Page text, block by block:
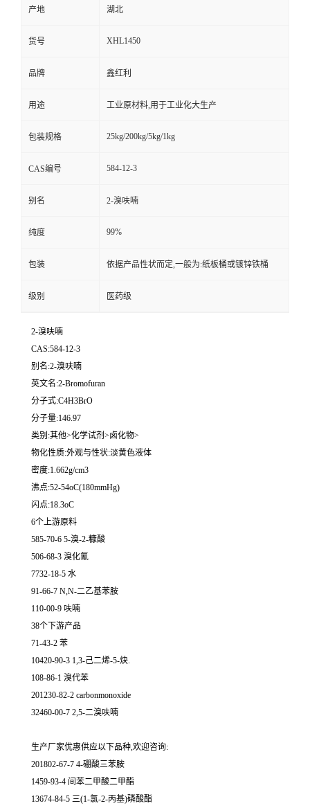
产地 湖北
货号 XHL1450
品牌 鑫红利
用途 工业原材料,用于工业化大生产
包装规格 25kg/200kg/5kg/1kg
CAS编号 584-12-3
别名 2-溴呋喃
纯度 99%
包装 依据产品性状而定,一般为:纸板桶或镀锌铁桶
级别 医药级
2-溴呋喃
CAS:584-12-3
别名:2-溴呋喃
英文名:2-Bromofuran
分子式:C4H3BrO
分子量:146.97
类别:其他>化学试剂>卤化物>
物化性质:外观与性状:淡黄色液体
密度:1.662g/cm3
沸点:52-54oC(180mmHg)
闪点:18.3oC
6个上游原料
585-70-6 5-溴-2-糠酸
506-68-3 溴化氰
7732-18-5 水
91-66-7 N,N-二乙基苯胺
110-00-9 呋喃
38个下游产品
71-43-2 苯
10420-90-3 1,3-己二烯-5-炔.
108-86-1 溴代苯
201230-82-2 carbonmonoxide
32460-00-7 2,5-二溴呋喃
生产厂家优惠供应以下品种,欢迎咨询:
201802-67-7 4-硼酸三苯胺
1459-93-4 间苯二甲酸二甲酯
13674-84-5 三(1-氯-2-丙基)磷酸酯